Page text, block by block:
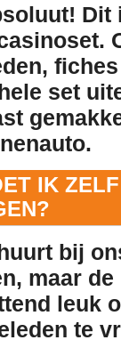
Dit
set
IK
bij
maar
leuk
te